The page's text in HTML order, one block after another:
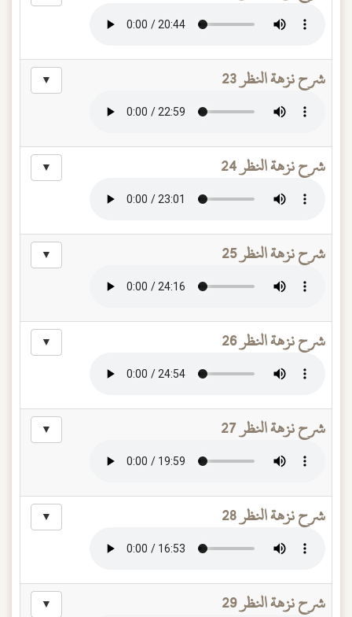
شرح نزهة النظر 23 ▼
شرح نزهة النظر 24 ▼
شرح نزهة النظر 25 ▼
شرح نزهة النظر 26 ▼
شرح نزهة النظر 27 ▼
شرح نزهة النظر 28 ▼
شرح نزهة النظر 29 ▼